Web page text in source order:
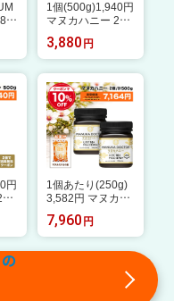
つ
1個(500g)1,940円
マヌカハニー 2個
以上購入で送料無
料 【半額 8月14日
20:00〜21日1:59
クーポン利用で 5
0%OFF 3,880円→
1,940円】 MGO70
+ 500g ニュージ
ーランド マルチフ
ローラル Manuka
Doctor 蜂蜜 ハチ
ミツ はちみつ 生
はちみつ 非加熱
3,880 円
円
5
→
1個あたり(250g)
3,582円 マヌカハ
ニー＆キャンディ
おまけ 送料無料
【10%OFF 7月19
日20:00〜26日1:5
円】マヌカハニー
7,960 円